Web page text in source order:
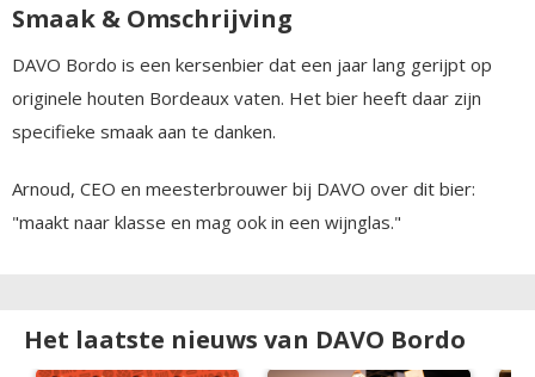
Smaak & Omschrijving
DAVO Bordo is een kersenbier dat een jaar lang gerijpt op
originele houten Bordeaux vaten. Het bier heeft daar zijn
specifieke smaak aan te danken.
Arnoud, CEO en meesterbrouwer bij DAVO over dit bier:
"maakt naar klasse en mag ook in een wijnglas."
Het laatste nieuws van DAVO Bordo